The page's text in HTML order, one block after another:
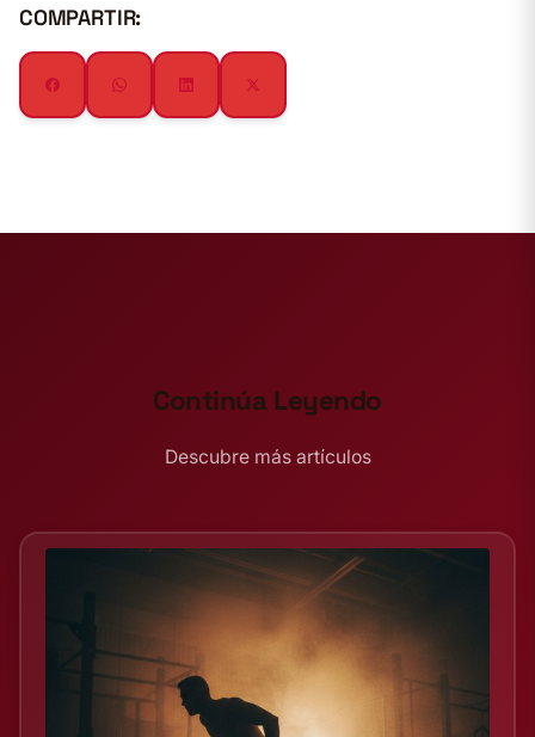
COMPARTIR:
Continúa Leyendo
Descubre más artículos